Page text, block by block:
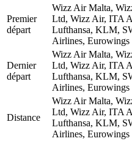
Premier
départ
Wizz Air Malta,
Ltd, Wizz Air, ITA
Lufthansa, KLM,
Airlines, Eurowings
Dernier
départ
Wizz Air Malta,
Ltd, Wizz Air, ITA
Lufthansa, KLM,
Airlines, Eurowings
Distance
Wizz Air Malta,
Ltd, Wizz Air, ITA
Lufthansa, KLM,
Airlines, Eurowings